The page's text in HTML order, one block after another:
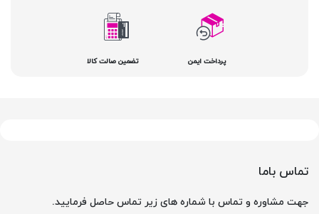
پرداخت ایمن تضمین صالت کالا
تماس باما
جهت مشاوره و تماس با شماره های زیر تماس حاصل فرمایید.